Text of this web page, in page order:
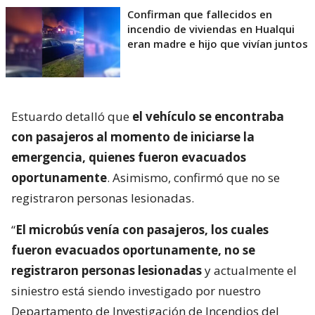
Confirman que fallecidos en
incendio de viviendas en Hualqui
eran madre e hijo que vivían juntos
Estuardo detalló que el vehículo se encontraba
con pasajeros al momento de iniciarse la
emergencia, quienes fueron evacuados
oportunamente. Asimismo, confirmó que no se
registraron personas lesionadas.
“El microbús venía con pasajeros, los cuales
fueron evacuados oportunamente, no se
registraron personas lesionadasy actualmente el
siniestro está siendo investigado por nuestro
Departamento de Investigación de Incendios del